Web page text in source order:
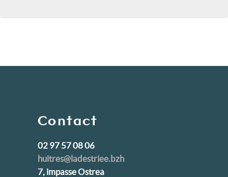
Contact
02 97 57 08 06
huitres@ladestriee.bzh
7, impasse Ostrea